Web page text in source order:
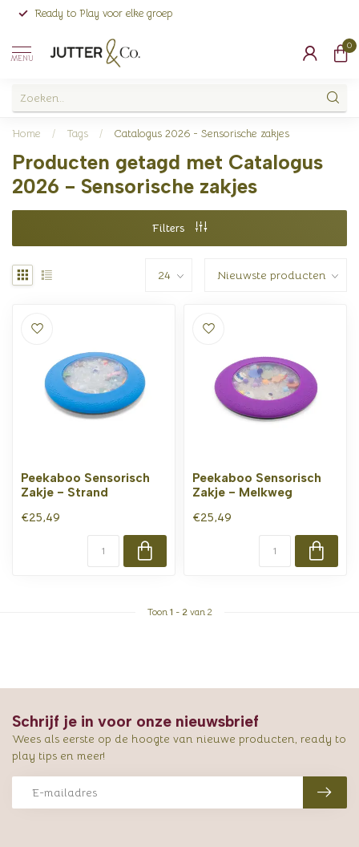
Ready to Play voor elke groep
MENU
0
Home / Tags / Catalogus 2026 - Sensorische zakjes
Producten getagd met Catalogus
2026 - Sensorische zakjes
Filters
Peekaboo Sensorisch
Zakje - Strand
€25,49
Peekaboo Sensorisch
Zakje - Melkweg
€25,49
Toon 1 - 2van 2
Schrijf je in voor onze nieuwsbrief
Wees als eerste op de hoogte van nieuwe producten, ready to
play tips en meer!